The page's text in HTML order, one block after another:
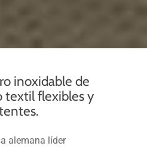
inoxidable de
textil flexibles y
alemana líder